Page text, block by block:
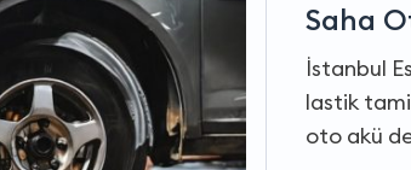
Saha
İstanbul
lastik
oto akü